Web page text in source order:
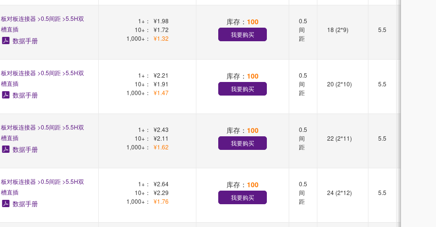
板对板连接器 >0.5间距 >5.5H双
槽直插
数据手册
1+：
¥1.98
10+：
¥1.72
1,000+：
¥1.32
库存： 100
我要购买
0.5
间
距
18 (2*9) 5.5
板对板连接器 >0.5间距 >5.5H双
槽直插
数据手册
1+：
¥2.21
10+：
¥1.91
1,000+：
¥1.47
库存： 100
我要购买
0.5
间
距
20 (2*10) 5.5
板对板连接器 >0.5间距 >5.5H双
槽直插
数据手册
1+：
¥2.43
10+：
¥2.11
1,000+：
¥1.62
库存： 100
我要购买
0.5
间
距
22 (2*11) 5.5
板对板连接器 >0.5间距 >5.5H双
槽直插
数据手册
1+：
¥2.64
10+：
¥2.29
1,000+：
¥1.76
库存： 100
我要购买
0.5
间
距
24 (2*12) 5.5